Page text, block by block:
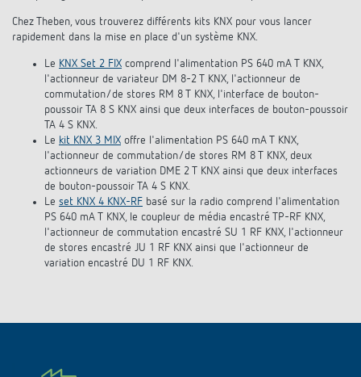
Chez Theben, vous trouverez différents kits KNX pour vous lancer
rapidement dans la mise en place d'un système KNX.
Le KNX Set 2 FIX comprend l'alimentation PS 640 mA T KNX,
l'actionneur de variateur DM 8-2 T KNX, l'actionneur de
commutation/de stores RM 8 T KNX, l'interface de bouton-
poussoir TA 8 S KNX ainsi que deux interfaces de bouton-poussoir
TA 4 S KNX.
Le kit KNX 3 MIX offre l'alimentation PS 640 mA T KNX,
l'actionneur de commutation/de stores RM 8 T KNX, deux
actionneurs de variation DME 2 T KNX ainsi que deux interfaces
de bouton-poussoir TA 4 S KNX.
Le set KNX 4 KNX-RF basé sur la radio comprend l'alimentation
PS 640 mA T KNX, le coupleur de média encastré TP-RF KNX,
l'actionneur de commutation encastré SU 1 RF KNX, l'actionneur
de stores encastré JU 1 RF KNX ainsi que l'actionneur de
variation encastré DU 1 RF KNX.